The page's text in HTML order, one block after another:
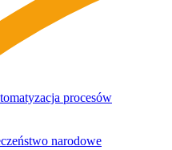
procesów
narodowe